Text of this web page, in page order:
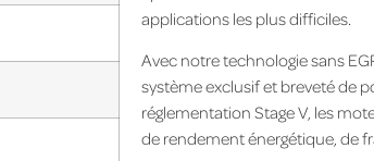
applications les plus difficiles.
Avec notre technologie sans
système exclusif et breveté de
réglementation Stage V, les
de rendement énergétique, de